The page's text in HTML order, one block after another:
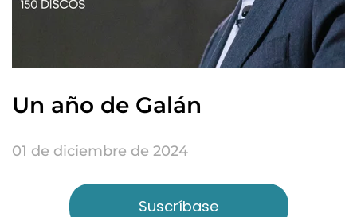
Un año de Galán
01 de diciembre de 2024
Suscríbase